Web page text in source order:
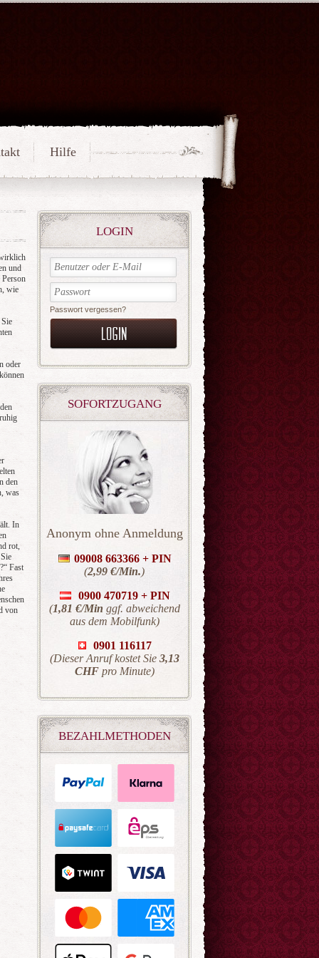
Hilfe
LOGIN
Passwort vergessen?
SOFORTZUGANG
Anonym ohne Anmeldung
09008 663366 + PIN
(2,99 €/Min.)
0900 470719 + PIN
(1,81 €/Min ggf. abweichend
aus dem Mobilfunk)
0901 116117
(Dieser Anruf kostet Sie 3,13
CHFpro Minute)
BEZAHLMETHODEN
und
wie
oder
den
was
In
rot,
Fast
von